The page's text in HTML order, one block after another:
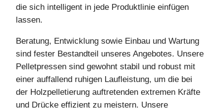
die sich intelligent in jede Produktlinie einfügen
lassen.
Beratung, Entwicklung sowie Einbau und Wartung
sind fester Bestandteil unseres Angebotes. Unsere
Pelletpressen sind gewohnt stabil und robust mit
einer auffallend ruhigen Laufleistung, um die bei
der Holzpelletierung auftretenden extremen Kräfte
und Drücke effizient zu meistern. Unsere